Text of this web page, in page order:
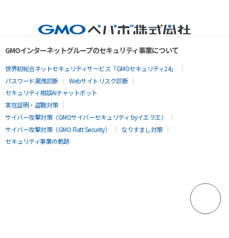
GMOインターネットグループのセキュリティ事業について
世界初総合ネットセキュリティサービス「GMOセキュリティ24」
パスワード漏洩診断
Webサイトリスク診断
セキュリティ相談AIチャットボット
実在証明・盗聴対策
サイバー攻撃対策（GMOサイバーセキュリティ byイエラエ）
サイバー攻撃対策（GMO Flatt Security）
なりすまし対策
セキュリティ事業の軌跡